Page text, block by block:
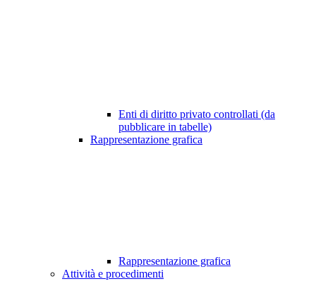
Enti di diritto privato controllati (da
pubblicare in tabelle)
Rappresentazione grafica
Rappresentazione grafica
Attività e procedimenti